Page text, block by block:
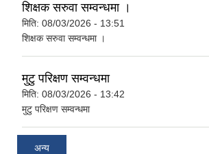
शिक्षक सरुवा सम्वन्धमा ।
मिति: 08/03/2026 - 13:51
शिक्षक सरुवा सम्वन्धमा ।
मुटु परिक्षण सम्वन्धमा
मिति: 08/03/2026 - 13:42
मुटु परिक्षण सम्वन्धमा
अन्य